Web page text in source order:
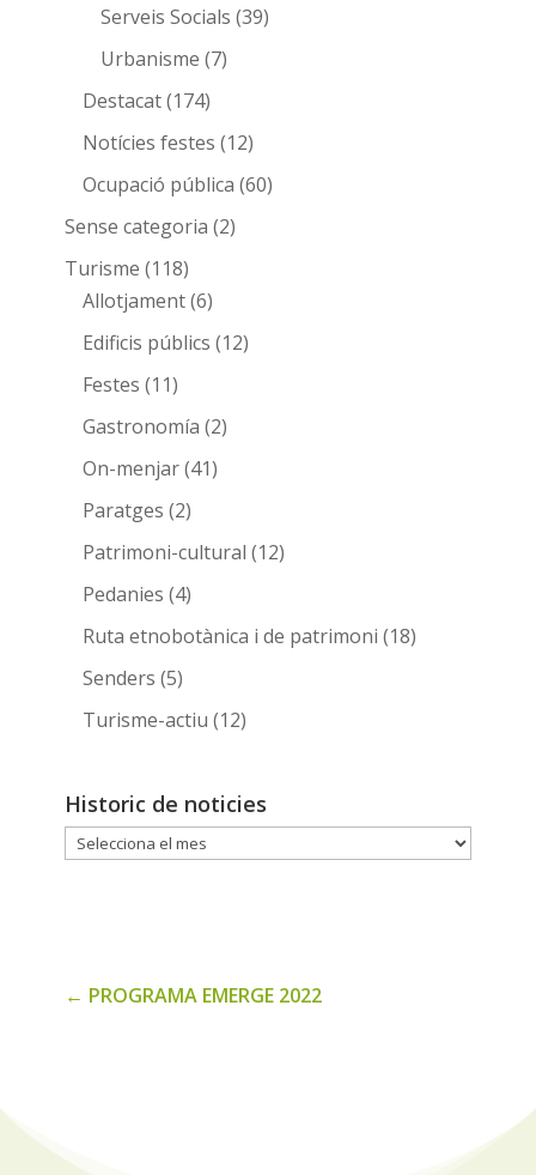
Serveis Socials (39)
Urbanisme (7)
Destacat(174)
Notícies festes (12)
Ocupació pública (60)
Sense categoria (2)
Turisme (118)
Allotjament(6)
Edificis públics (12)
Festes (11)
Gastronomía (2)
On-menjar(41)
Paratges (2)
Patrimoni-cultural (12)
Pedanies (4)
Ruta etnobotànica i de patrimoni (18)
Senders (5)
Turisme-actiu (12)
Historic de noticies
Historic
← PROGRAMA EMERGE 2022